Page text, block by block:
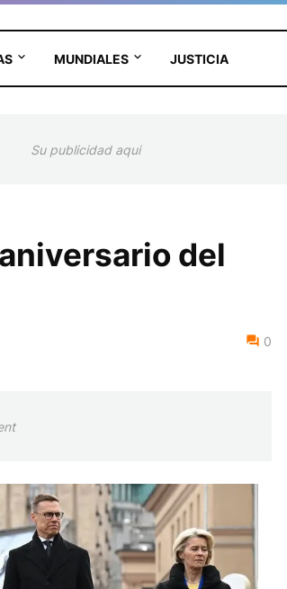
MUNDIALES JUSTICIA
Su publicidad aqui
del
0